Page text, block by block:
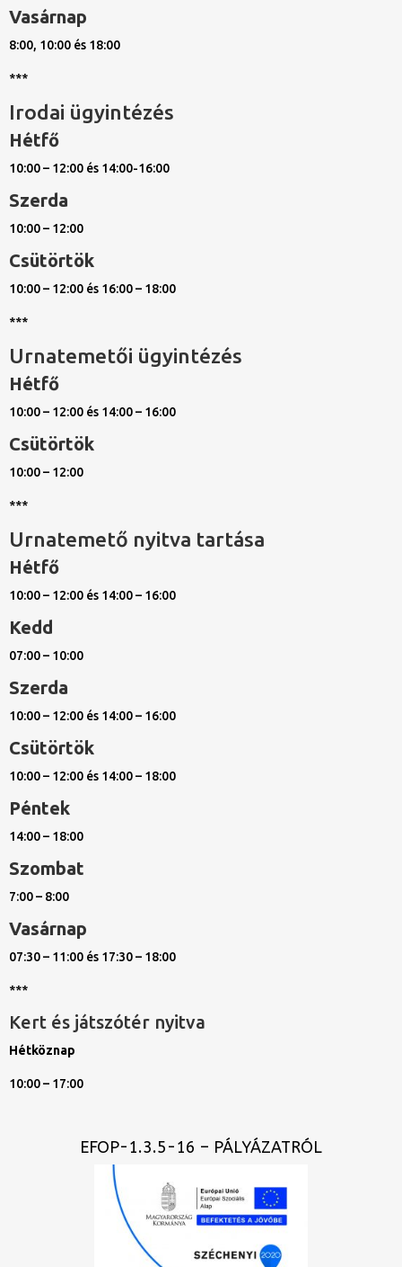
Vasárnap
8:00, 10:00 és 18:00
***
Irodai ügyintézés
Hétfő
10:00 – 12:00 és 14:00-16:00
Szerda
10:00 – 12:00
Csütörtök
10:00 – 12:00 és 16:00 – 18:00
***
Urnatemetői ügyintézés
Hétfő
10:00 – 12:00 és 14:00 – 16:00
Csütörtök
10:00 – 12:00
***
Urnatemető nyitva tartása
Hétfő
10:00 – 12:00 és 14:00 – 16:00
Kedd
07:00 – 10:00
Szerda
10:00 – 12:00 és 14:00 – 16:00
Csütörtök
10:00 – 12:00 és 14:00 – 18:00
Péntek
14:00 – 18:00
Szombat
7:00 – 8:00
Vasárnap
07:30 – 11:00 és 17:30 – 18:00
***
Kert és játszótér nyitva
Hétköznap
10:00 – 17:00
EFOP-1.3.5-16 – PÁLYÁZATRÓL